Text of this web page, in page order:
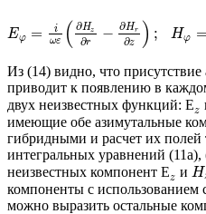
Eφ =
i
ωε ( ∂Hz
∂r − ∂Hr
∂z ) ; Hφ =
Из (14) видно, что
приводит к появлению в
двух неизвестных функций: Еz
имеющие обе азимутальные
гибридными и расчет их полей
интегральных уравнений (11а),
неизвестных компонент Еz и H
компоненты с
можно выразить остальные